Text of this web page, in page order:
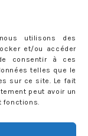
utilisons des
et/ou accéder
consentir à ces
telles que le
sur ce site. Le fait
peut avoir un
fonctions.
chez Cazance:
gentillesse rare.
vrai, personne